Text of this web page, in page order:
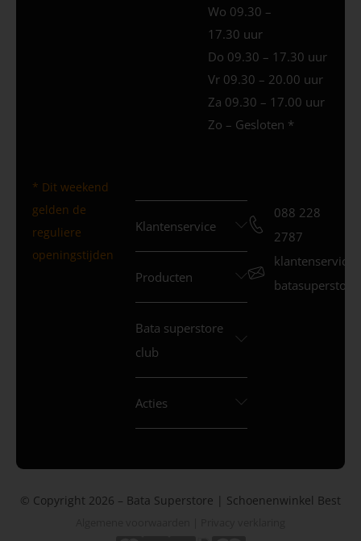
Wo 09.30 –
17.30 uur
Do 09.30 – 17.30 uur
Vr 09.30 – 20.00 uur
Za 09.30 – 17.00 uur
Zo – Gesloten *
* Dit weekend
gelden de
reguliere
openingstijden
Klantenservice
Producten
Bata superstore
club
Acties
088 228
2787
© Copyright 2026 – Bata Superstore | Schoenenwinkel Best